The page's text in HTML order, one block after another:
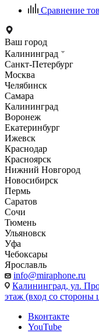
Сравнение
Ваш город
Калининград
Санкт-Петербург
Москва
Челябинск
Самара
Калининград
Воронеж
Екатеринбург
Ижевск
Краснодар
Красноярск
Нижний Новгород
Новосибирск
Пермь
Саратов
Сочи
Тюмень
Ульяновск
Уфа
Чебоксары
Ярославль
info@miraphone.ru
Калининград, ул.
этаж (вход со стороны
Вконтакте
YouTube